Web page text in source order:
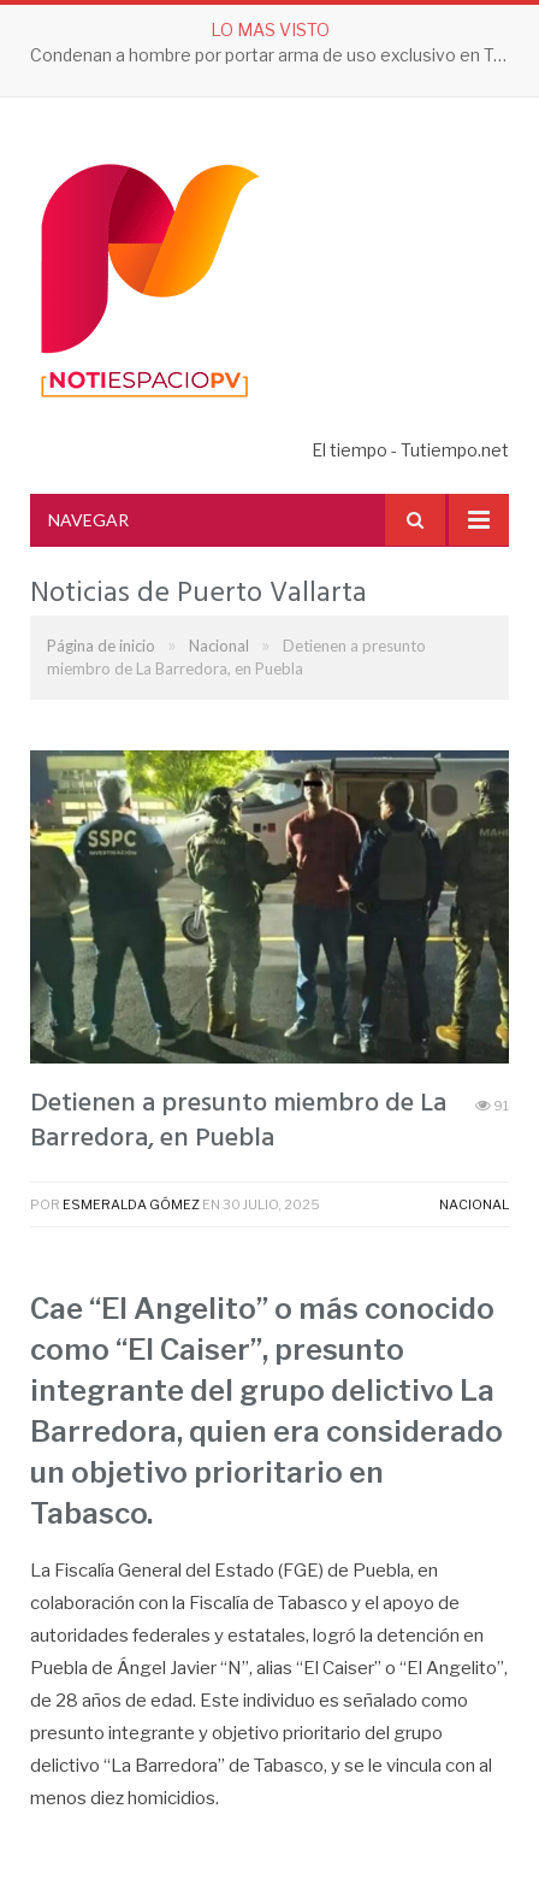
LO MAS VISTO
Condenan a hombre por portar arma de uso exclusivo en Tepic
El tiempo - Tutiempo.net
NAVEGAR
Noticias de Puerto Vallarta
Página de inicio » Nacional »
Detienen a presunto
miembro de La Barredora, en Puebla
Detienen a presunto miembro de La
Barredora, en Puebla
91
POR ESMERALDA GÓMEZ EN 30 JULIO, 2025 NACIONAL
Cae “El Angelito” o más conocido
como “El Caiser”, presunto
integrante del grupo delictivo La
Barredora, quien era considerado
un objetivo prioritario en
Tabasco.
La Fiscalía General del Estado (FGE) de Puebla, en
colaboración con la Fiscalía de Tabasco y el apoyo de
autoridades federales y estatales, logró la detención en
Puebla de Ángel Javier “N”, alias “El Caiser” o “El Angelito”,
de 28 años de edad. Este individuo es señalado como
presunto integrante y objetivo prioritario del grupo
delictivo “La Barredora” de Tabasco, y se le vincula con al
menos diez homicidios.